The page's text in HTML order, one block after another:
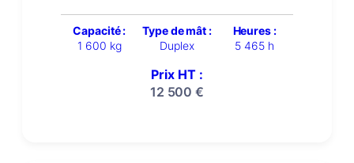
Capacité :
1 600 kg
Type de mât :
Duplex
Heures :
5 465 h
Prix HT :
12 500€